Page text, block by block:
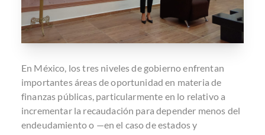
En México, los tres niveles de gobierno enfrentan
importantes áreas de oportunidad en materia de
finanzas públicas, particularmente en lo relativo a
incrementar la recaudación para depender menos del
endeudamiento o —en el caso de estados y